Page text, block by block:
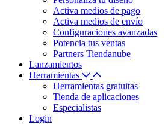
Activa medios de pago
Activa medios de envío
Configuraciones avanzadas
Potencia tus ventas
Partners Tiendanube
Lanzamientos
Herramientas
Herramientas gratuitas
Tienda de aplicaciones
Especialistas
Login